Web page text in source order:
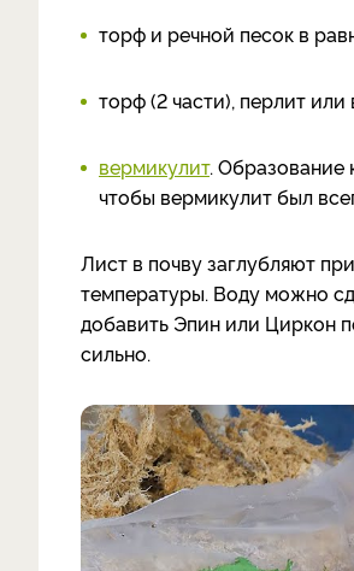
торф и речной песок в
торф (2 части), перлит или
вермикулит. Образование
чтобы вермикулит был
Лист в почву заглубляют
температуры. Воду можно
добавить Эпин или Циркон
сильно.